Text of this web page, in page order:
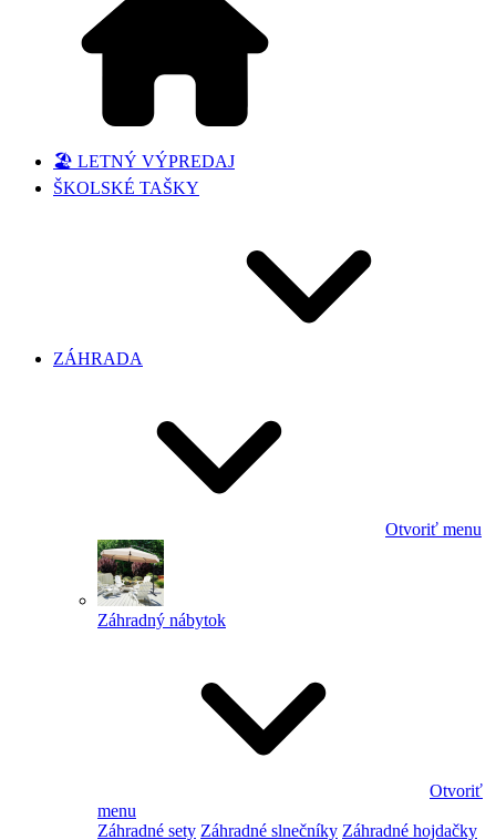
🏖️ LETNÝ VÝPREDAJ
ŠKOLSKÉ TAŠKY
ZÁHRADA
Otvoriť menu
Záhradný nábytok
Otvoriť
menu
Záhradné sety Záhradné slnečníky Záhradné hojdačky